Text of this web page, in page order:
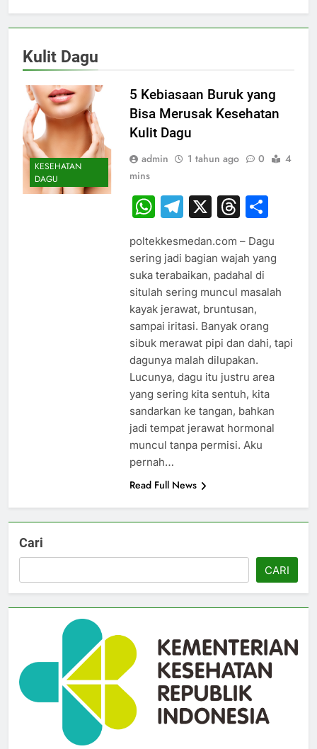
Kulit Dagu
KESEHATAN
DAGU
5 Kebiasaan Buruk yang
Bisa Merusak Kesehatan
Kulit Dagu
admin 1 tahun ago 0
4
mins
WhatsApp
Telegram
X
poltekkesmedan.com – Dagu
sering jadi bagian wajah yang
suka terabaikan, padahal di
situlah sering muncul masalah
kayak jerawat, bruntusan,
sampai iritasi. Banyak orang
sibuk merawat pipi dan dahi, tapi
dagunya malah dilupakan.
Lucunya, dagu itu justru area
yang sering kita sentuh, kita
sandarkan ke tangan, bahkan
jadi tempat jerawat hormonal
muncul tanpa permisi. Aku
pernah…
Read Full News
Cari
CARI